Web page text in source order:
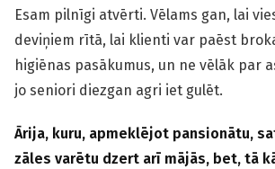
Esam pilnīgi atvērti. Vēlams gan, lai
deviņiem rītā, lai klienti var paēst
higiēnas pasākumus, un ne vēlāk par
jo seniori diezgan agri iet gulēt.
Ārija, kuru, apmeklējot pansionātu,
zāles varētu dzert arī mājās, bet, tā